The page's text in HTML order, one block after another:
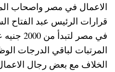
الاعمال في مصر واصحاب
قرارات الرئيس عبد الفتاح
في مصر
المرتبات لباقي الدرجات
الخلاف مع بعض رجال